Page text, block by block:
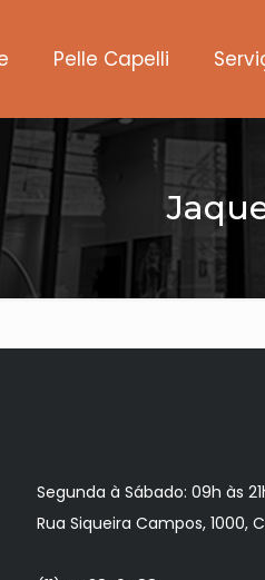
Pelle Capelli
Segunda à Sábado: 09h às
Rua Siqueira Campos, 1000,